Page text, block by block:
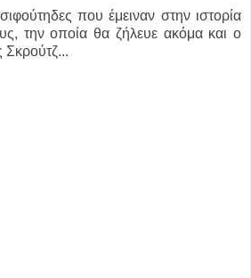
που έμειναν στην ιστορία
την οποία θα ζήλευε ακόμα και ο
Σκρούτζ...